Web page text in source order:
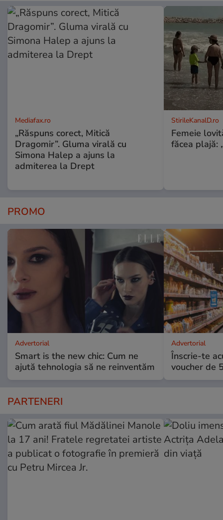
Mediafax.ro
„Răspuns corect, Mitică
Dragomir”. Gluma virală cu
Simona Halep a ajuns la
admiterea la Drept
StirileKanalD.ro
Femeie
făcea plajă:
PROMO
Advertorial
Smart is the new chic: Cum ne
ajută tehnologia să ne reinventăm
Advertorial
Înscrie-te
voucher de
PARTENERI